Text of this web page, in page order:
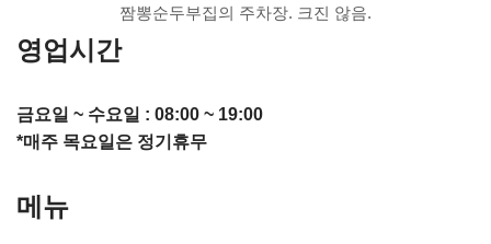
짬뽕순두부집의 주차장. 크진 않음.
영업시간
금요일 ~ 수요일 : 08:00 ~ 19:00
*매주 목요일은 정기휴무
메뉴